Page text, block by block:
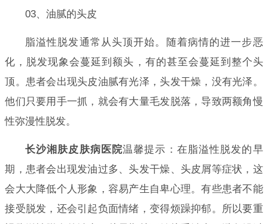
03、油腻的头皮
脂溢性脱发通常从头顶开始。随着病情的进一步恶
化，脱发现象会蔓延到额头，有的甚至会蔓延到整个头
顶。患者会出现头皮油腻有光泽，头发干燥，没有光泽。
他们只要用手一抓，就会有大量毛发脱落，导致两额角慢
性弥漫性脱发。
长沙湘肤皮肤病医院温馨提示：在脂溢性脱发的早
期，患者会出现发油过多、头发干燥、头皮屑等症状，这
会大大降低个人形象，容易产生自卑心理。有些患者不能
接受脱发，还会引起负面情绪，变得烦躁抑郁。所以要重